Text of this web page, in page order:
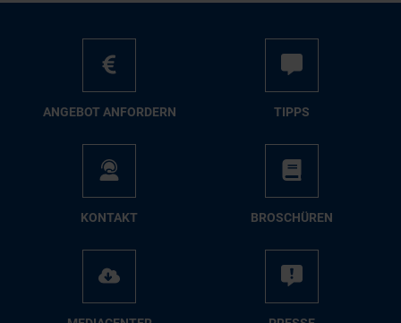
AN­GE­BOT AN­FOR­DERN TIPPS
KON­TAKT BRO­SCHÜ­REN